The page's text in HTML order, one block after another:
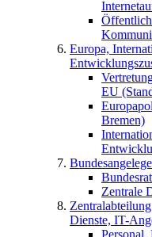
Europa,
EU
Bremen)
Zentrale
Dienste, IT-
Personal,